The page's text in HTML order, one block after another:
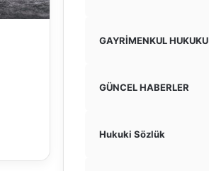
GAYRİMENKUL HUKUKU
GÜNCEL HABERLER
Hukuki Sözlük